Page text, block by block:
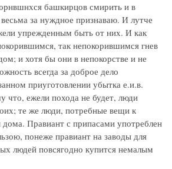
башкирцов смирить и в
за нуждное признаваю. И лутче
упрежденным быть от них. И как
так непокорившимся гнев
и хотя бы они в непокорстве и не
всегда за доброе дело
приуготовлении убытка е.и.в.
что, ежели похода не будет, люди
те же люди, потребные вещи к
Правиант с припасами употреблен
понеже правиант на заводы для
людей повсягодно купится немалым